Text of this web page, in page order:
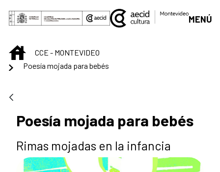
Saut au contenu principal
MENÚ
INICIOCCE - MONTEVIDEO
Poesía mojada para bebés
Poesía mojada para bebés
Rimas mojadas en la infancia